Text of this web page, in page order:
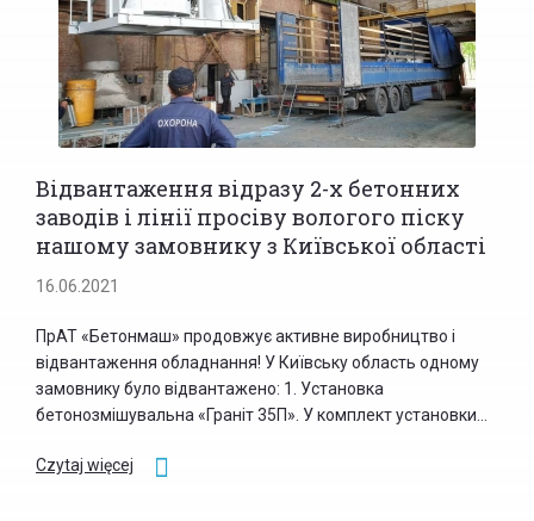
Відвантаження відразу 2-х бетонних
заводів і лінії просіву вологого піску
нашому замовнику з Київської області
16.06.2021
ПрАТ «Бетонмаш» продовжує активне виробництво і
відвантаження обладнання! У Київську область одному
замовнику було відвантажено: 1. Установка
бетонозмішувальна «Граніт 35П». У комплект установки...
Czytaj więcej